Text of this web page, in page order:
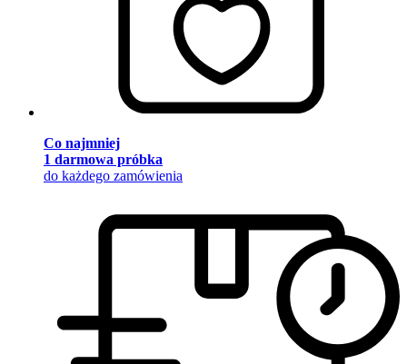
Co najmniej
1 darmowa próbka
do każdego zamówienia